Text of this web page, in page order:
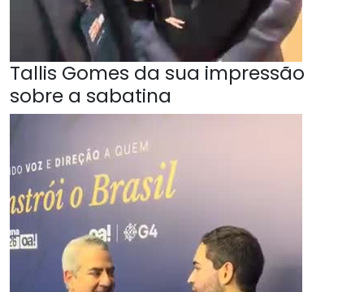
Tallis Gomes da sua impressão
sobre a sabatina